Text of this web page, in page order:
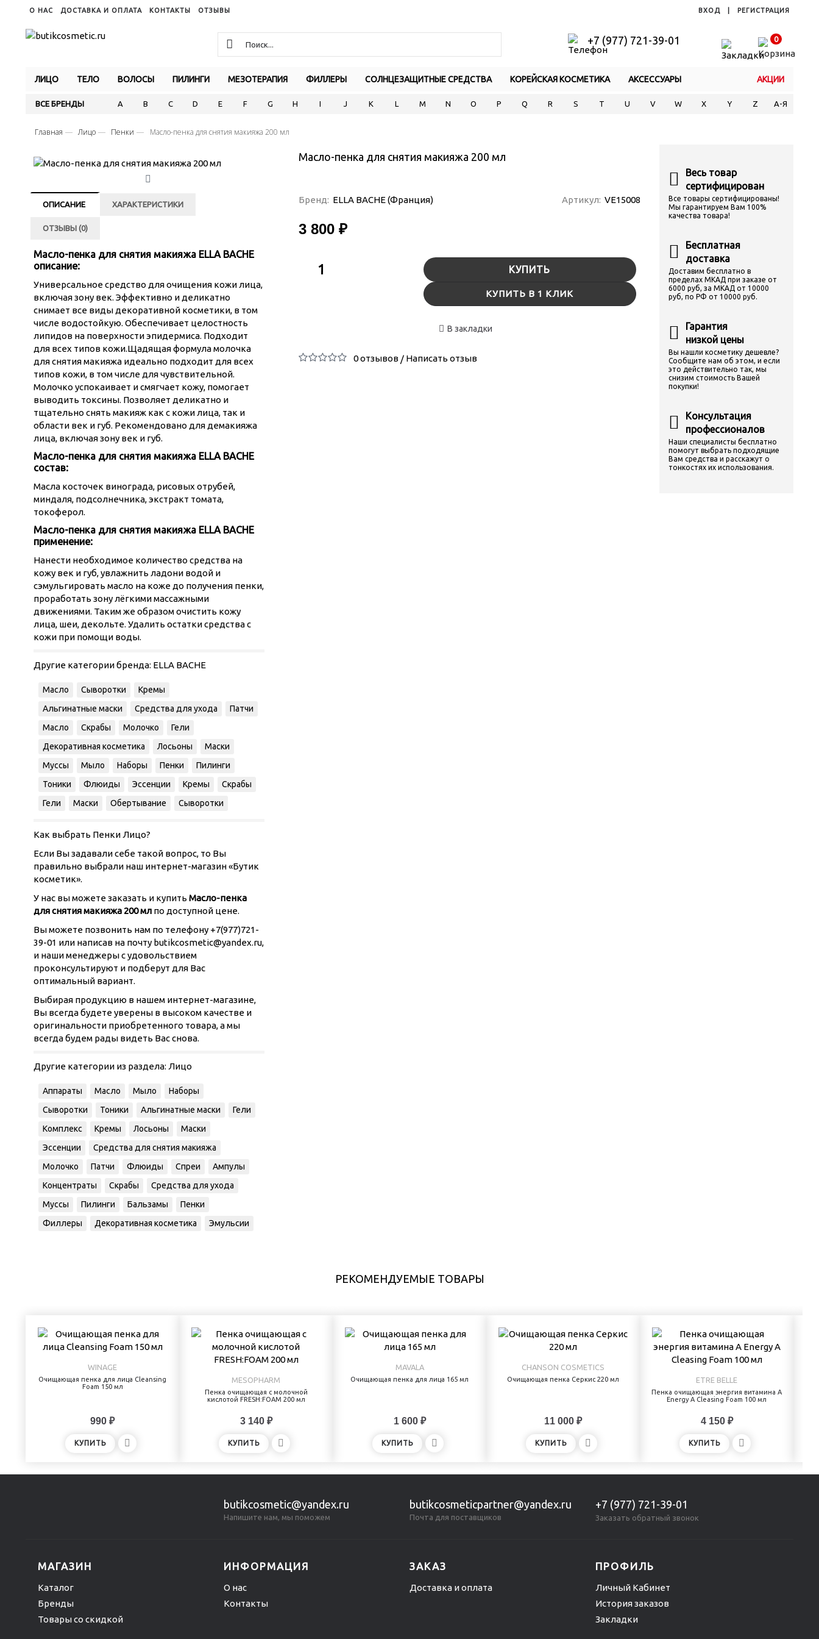
О НАС ДОСТАВКА И ОПЛАТА КОНТАКТЫ ОТЗЫВЫ ВХОД РЕГИСТРАЦИЯ
+7 (977) 721-39-01 0
ЛИЦО ТЕЛО ВОЛОСЫ ПИЛИНГИ МЕЗОТЕРАПИЯ ФИЛЛЕРЫ СОЛНЦЕЗАЩИТНЫЕ СРЕДСТВА КОРЕЙСКАЯ КОСМЕТИКА АКСЕССУАРЫ АКЦИИ
ВСЕ БРЕНДЫ A B C D E F G H I J K L M N O P Q R S T U V W X Y Z А-Я
Главная Лицо Пенки Масло-пенка для снятия макияжа 200 мл
Весь товар
сертифицирован
Все товары сертифицированы!
Мы гарантируем Вам 100%
качества товара!
Бесплатная
доставка
Доставим бесплатно в
пределах МКАД при заказе от
6000 руб, за МКАД от 10000
руб, по РФ от 10000 руб.
Гарантия
низкой цены
Вы нашли косметику дешевле?
Сообщите нам об этом, и если
это действительно так, мы
снизим стоимость Вашей
покупки!
Консультация
профессионалов
Наши специалисты бесплатно
помогут выбрать подходящие
Вам средства и расскажут о
тонкостях их использования.
ОПИСАНИЕ ХАРАКТЕРИСТИКИ
ОТЗЫВЫ (0)
Масло-пенка для снятия макияжа ELLA BACHE
описание:
Универсальное средство для очищения кожи лица,
включая зону век. Эффективно и деликатно
снимает все виды декоративной косметики, в том
числе водостойкую. Обеспечивает целостность
липидов на поверхности эпидермиса. Подходит
для всех типов кожи.Щадящая формула молочка
для снятия макияжа идеально подходит для всех
типов кожи, в том числе для чувствительной.
Молочко успокаивает и смягчает кожу, помогает
выводить токсины. Позволяет деликатно и
тщательно снять макияж как с кожи лица, так и
области век и губ. Рекомендовано для демакияжа
лица, включая зону век и губ.
Масло-пенка для снятия макияжа ELLA BACHE
состав:
Масла косточек винограда, рисовых отрубей,
миндаля, подсолнечника, экстракт томата,
токоферол.
Масло-пенка для снятия макияжа ELLA BACHE
применение:
Нанести необходимое количество средства на
кожу век и губ, увлажнить ладони водой и
сэмульгировать масло на коже до получения пенки,
проработать зону лёгкими массажными
движениями. Таким же образом очистить кожу
лица, шеи, декольте. Удалить остатки средства с
кожи при помощи воды.
Другие категории бренда: ELLA BACHE
Масло Сыворотки
Кремы
Альгинатные маски
Средства для ухода
Патчи
Масло
Скрабы Молочко
Гели
Декоративная косметика
Лосьоны
Маски
Муссы
Мыло Наборы Пенки
Пилинги
Тоники
Флюиды Эссенции Кремы
Скрабы
Гели
Маски Обертывание Сыворотки
Как выбрать Пенки Лицо?
Если Вы задавали себе такой вопрос, то Вы
правильно выбрали наш интернет-магазин «Бутик
косметик».
У нас вы можете заказать и купить Масло-пенка
для снятия макияжа 200 мл по доступной цене.
Вы можете позвонить нам по телефону +7(977)721-
39-01 или написав на почту butikcosmetic@yandex.ru,
и наши менеджеры с удовольствием
проконсультируют и подберут для Вас
оптимальный вариант.
Выбирая продукцию в нашем интернет-магазине,
Вы всегда будете уверены в высоком качестве и
оригинальности приобретенного товара, а мы
всегда будем рады видеть Вас снова.
Другие категории из раздела: Лицо
Аппараты Масло Мыло
Наборы
Сыворотки
Тоники Альгинатные маски
Гели
Комплекс
Кремы Лосьоны
Маски
Эссенции
Средства для снятия макияжа
Молочко
Патчи Флюиды Спреи
Ампулы
Концентраты
Скрабы
Средства для ухода
Муссы
Пилинги Бальзамы
Пенки
Филлеры
Декоративная косметика Эмульсии
Масло-пенка для снятия макияжа 200 мл
Бренд: ELLA BACHE (Франция) Артикул: VE15008
3 800 ₽
КУПИТЬ
КУПИТЬ В 1 КЛИК
В закладки
0 отзывов/ Написать отзыв
РЕКОМЕНДУЕМЫЕ ТОВАРЫ
WINAGE
Очищающая пенка для лица Cleansing
Foam 150 мл
990 ₽
КУПИТЬ
MESOPHARM
Пенка очищающая с молочной
кислотой FRESH:FOAM 200 мл
3 140 ₽
КУПИТЬ
MAVALA
Очищающая пенка для лица 165 мл
1 600 ₽
КУПИТЬ
CHANSON COSMETICS
Очищающая пенка Серкис 220 мл
11 000 ₽
КУПИТЬ
ETRE BELLE
Пенка очищающая энергия витамина А
Energy A Cleasing Foam 100 мл
4 150 ₽
КУПИТЬ
butikcosmetic@yandex.ru
Напишите нам, мы поможем
butikcosmeticpartner@yandex.ru
Почта для поставщиков
+7 (977) 721-39-01
Заказать обратный звонок
МАГАЗИН
Каталог
Бренды
Товары со скидкой
ИНФОРМАЦИЯ
О нас
Контакты
ЗАКАЗ
Доставка и оплата
ПРОФИЛЬ
Личный Кабинет
История заказов
Закладки